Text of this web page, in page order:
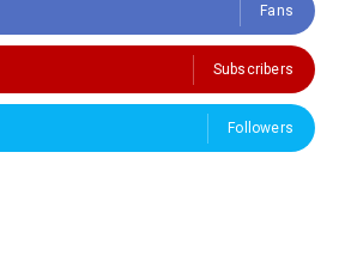
Fans
Subscribers
Followers